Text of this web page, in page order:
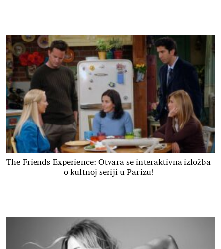
The Friends Experience: Otvara se interaktivna izložba
o kultnoj seriji u Parizu!